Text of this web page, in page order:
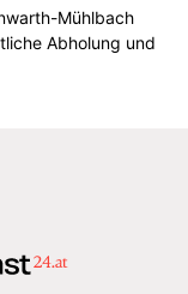
Mühlbach
Abholung und